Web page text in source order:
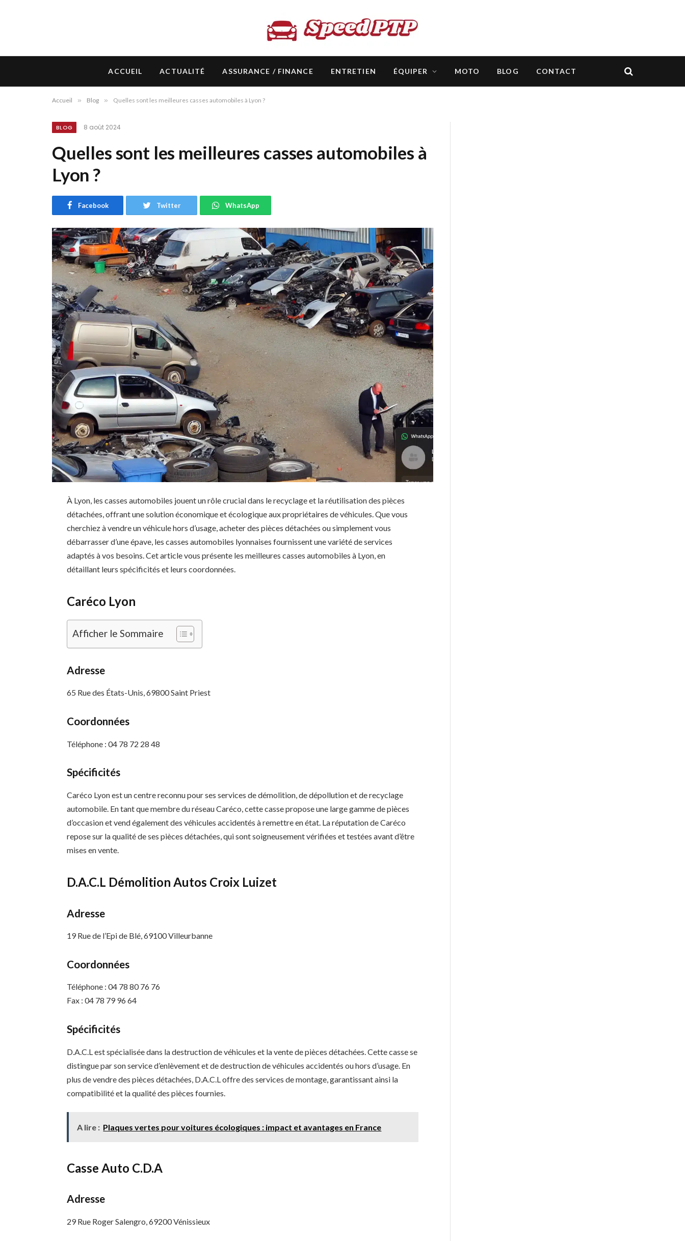
ACCUEIL ACTUALITÉ ASSURANCE / FINANCE ENTRETIEN ÉQUIPER MOTO BLOG CONTACT
Accueil » Blog » Quelles sont les meilleures casses automobiles à Lyon ?
BLOG 8 août 2024
Quelles sont les meilleures casses automobiles à
Lyon ?
Facebook Twitter WhatsApp
À Lyon, les casses automobiles jouent un rôle crucial dans le recyclage et la réutilisation des pièces
détachées, offrant une solution économique et écologique aux propriétaires de véhicules. Que vous
cherchiez à vendre un véhicule hors d’usage, acheter des pièces détachées ou simplement vous
débarrasser d’une épave, les casses automobiles lyonnaises fournissent une variété de services
adaptés à vos besoins. Cet article vous présente les meilleures casses automobiles à Lyon, en
détaillant leurs spécificités et leurs coordonnées.
Caréco Lyon
Afficher le Sommaire
Adresse
65 Rue des États-Unis, 69800 Saint Priest
Coordonnées
Téléphone : 04 78 72 28 48
Spécificités
Caréco Lyon est un centre reconnu pour ses services de démolition, de dépollution et de recyclage
automobile. En tant que membre du réseau Caréco, cette casse propose une large gamme de pièces
d’occasion et vend également des véhicules accidentés à remettre en état. La réputation de Caréco
repose sur la qualité de ses pièces détachées, qui sont soigneusement vérifiées et testées avant d’être
mises en vente.
D.A.C.L Démolition Autos Croix Luizet
Adresse
19 Rue de l’Epi de Blé, 69100 Villeurbanne
Coordonnées
Téléphone : 04 78 80 76 76
Fax : 04 78 79 96 64
Spécificités
D.A.C.L est spécialisée dans la destruction de véhicules et la vente de pièces détachées. Cette casse se
distingue par son service d’enlèvement et de destruction de véhicules accidentés ou hors d’usage. En
plus de vendre des pièces détachées, D.A.C.L offre des services de montage, garantissant ainsi la
compatibilité et la qualité des pièces fournies.
A lire : Plaques vertes pour voitures écologiques : impact et avantages en France
Casse Auto C.D.A
Adresse
29 Rue Roger Salengro, 69200 Vénissieux